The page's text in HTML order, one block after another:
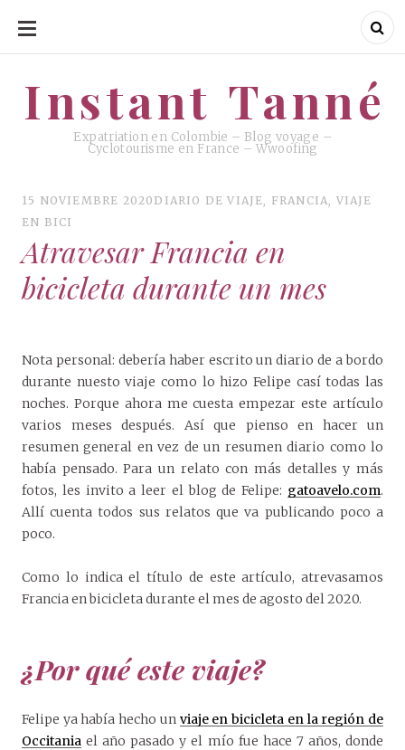
SKIP
CONTENT
Instant Tanné
Expatriation en Colombie – Blog voyage –
Cyclotourisme en France – Wwoofing
Instant Tanné
15 NOVIEMBRE 2020 DIARIO DE VIAJE, FRANCIA, VIAJE
EN BICI
Atravesar Francia en
bicicleta durante un mes
Nota personal: debería haber escrito un diario de a bordo
durante nuesto viaje como lo hizo Felipe casí todas las
noches. Porque ahora me cuesta empezar este artículo
varios meses después. Así que pienso en hacer un
resumen general en vez de un resumen diario como lo
había pensado. Para un relato con más detalles y más
fotos, les invito a leer el blog de Felipe: gatoavelo.com.
Allí cuenta todos sus relatos que va publicando poco a
poco.
Como lo indica el título de este artículo, atrevasamos
Francia en bicicleta durante el mes de agosto del 2020.
¿Por qué este viaje?
Felipe ya había hecho un viaje en bicicleta en la región de
Occitania el año pasado y el mío fue hace 7 años, donde